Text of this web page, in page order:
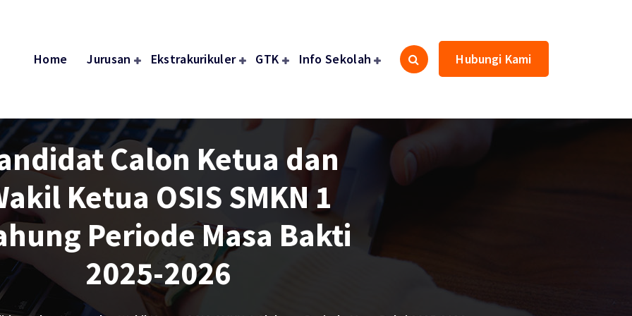
Home Jurusan Ekstrakurikuler GTK Info Sekolah Hubungi Kami
Calon Ketua dan
Ketua OSIS SMKN 1
Periode Masa Bakti
2025-2026